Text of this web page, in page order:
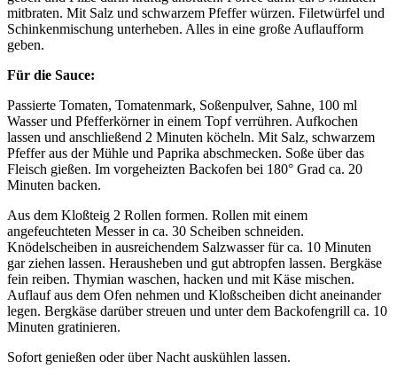
mitbraten. Mit Salz und schwarzem Pfeffer würzen. Filetwürfel und
Schinkenmischung unterheben. Alles in eine große Auflaufform
geben.
Für die Sauce:
Passierte Tomaten, Tomatenmark, Soßenpulver, Sahne, 100 ml
Wasser und Pfefferkörner in einem Topf verrühren. Aufkochen
lassen und anschließend 2 Minuten köcheln. Mit Salz, schwarzem
Pfeffer aus der Mühle und Paprika abschmecken. Soße über das
Fleisch gießen. Im vorgeheizten Backofen bei 180° Grad ca. 20
Minuten backen.
Aus dem Kloßteig 2 Rollen formen. Rollen mit einem
angefeuchteten Messer in ca. 30 Scheiben schneiden.
Knödelscheiben in ausreichendem Salzwasser für ca. 10 Minuten
gar ziehen lassen. Herausheben und gut abtropfen lassen. Bergkäse
fein reiben. Thymian waschen, hacken und mit Käse mischen.
Auflauf aus dem Ofen nehmen und Kloßscheiben dicht aneinander
legen. Bergkäse darüber streuen und unter dem Backofengrill ca. 10
Minuten gratinieren.
Sofort genießen oder über Nacht auskühlen lassen.